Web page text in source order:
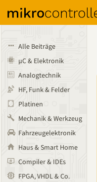
Alle Beiträge
µC & Elektronik
Analogtechnik
HF, Funk & Felder
Platinen
Mechanik & Werkzeug
Fahrzeugelektronik
Haus & Smart Home
Compiler & IDEs
FPGA, VHDL & Co.